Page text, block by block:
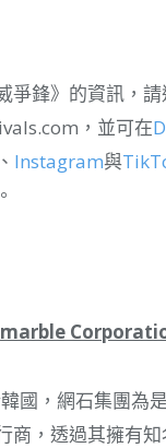
爭鋒》的資訊，請
，並可在
、 Instagram與
國，網石集團為
商，透過其擁有知